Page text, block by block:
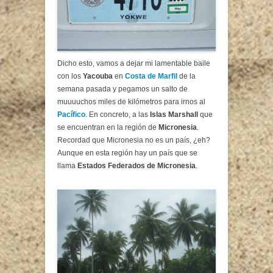
Dicho esto, vamos a dejar mi lamentable baile
con los Yacouba en Costa de Marfil de la
semana pasada y pegamos un salto de
muuuuchos miles de kilómetros para irnos al
Pacífico . En concreto, a las Islas Marshall que
se encuentran en la región de Micronesia
Recordad que Micronesia no es un país, ¿eh?
Aunque en esta región hay un país que se
llama Estados Federados de Micronesia